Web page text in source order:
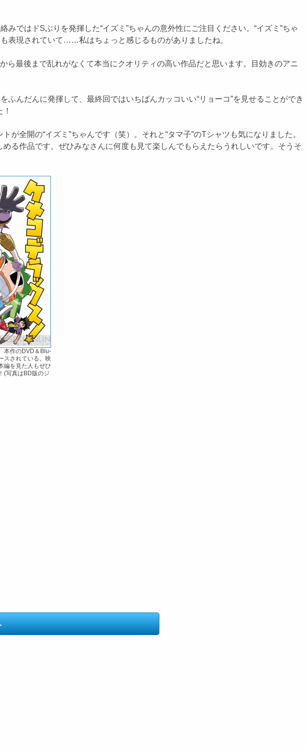
ではドSぶりを発揮した“イズミ”ちゃんの意外性にご注目ください。“イズミ”ちゃ
表現されていて……私はちょっと感じるものがありましたね。
最後まで乱れがなくて本当にクオリティの高い作品だと思います。目効きのアニ
んだんに発揮して、最終回ではいちばんカッコいい“リョーコ”を見せることができ
全開の“イズミ”ちゃんです（笑）。それと“タマ子”のTシャツも気になりました。
る作品です。ぜひみなさんに何度も見て楽しんでもらえたらうれしいです。そうそ
本作のDVD＆Blu-
スされている。映
編を見た人もぜひ
(写真はBD版のジ